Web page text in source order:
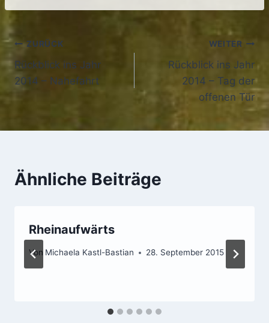
Beitragsnavigation
ZURÜCK
Rückblick ins Jahr
2014 – Nahefahrt
WEITER
Rückblick ins Jahr
2014 – Tag der
offenen Tür
Ähnliche Beiträge
Rheinaufwärts
Von Michaela Kastl-Bastian 28. September 2015